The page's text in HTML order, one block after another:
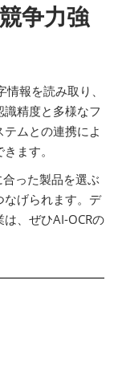
争力強
報を読み取り、
精度と多様なフ
ムとの連携によ
ます。
った製品を選ぶ
なげられます。デ
、ぜひAI-OCRの